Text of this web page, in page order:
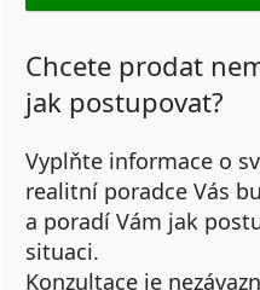
Chcete prodat
jak postupovat?
Vyplňte informace o
realitní poradce Vás
a poradí Vám jak
situaci.
Konzultace je